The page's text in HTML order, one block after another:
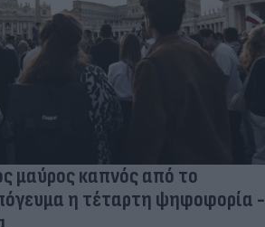
μαύρος καπνός από το
η τέταρτη ψηφοφορία -